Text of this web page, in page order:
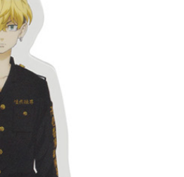
每筆NT$65，滿NT$1,300(含以上)免運費
付款後7-11取貨
每筆NT$65，滿NT$1,300(含以上)免運費
宅配-木棉花樂園專用
每筆NT$100，滿NT$1,300(含以上)免運費
宅配-離島(澎湖/金門/馬祖)-木棉花樂園專用
每筆NT$220
黑貓宅配-貨到付款